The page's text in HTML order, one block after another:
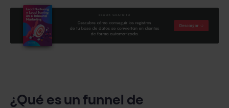
¿Qué es un funnel de